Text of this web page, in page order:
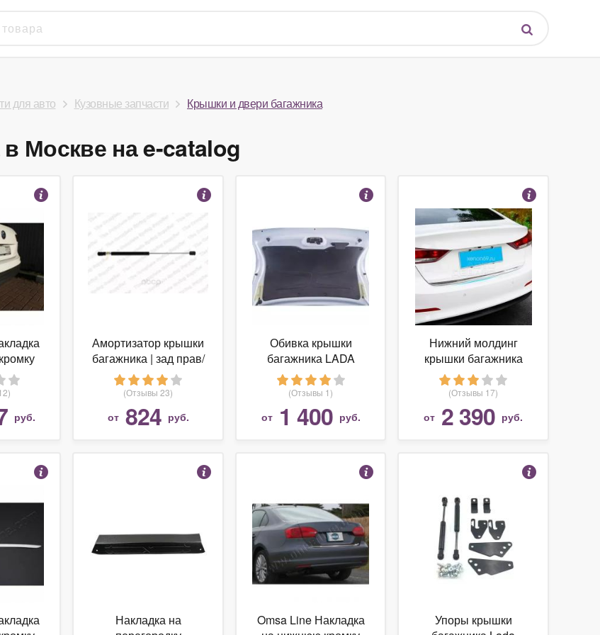
для авто Кузовные запчасти Крышки и двери багажника
Москве на e-catalog
VW
руб.
Амортизатор крышки
багажника | зад прав/
лев | Kilen арт. 444053
(Отзывы 23)
от 824 руб.
Обивка крышки
багажника LADA
Granta FL (седан)
Рестайлинг с 2018 г.в
(Отзывы 1)
от 1 400 руб.
Нижний молдинг
крышки багажника
Hyundai Elantra (2013-
2018)
(Отзывы 17)
от 2 390 руб.
Накладка на
Omsa Line Накладка
Упоры крышки